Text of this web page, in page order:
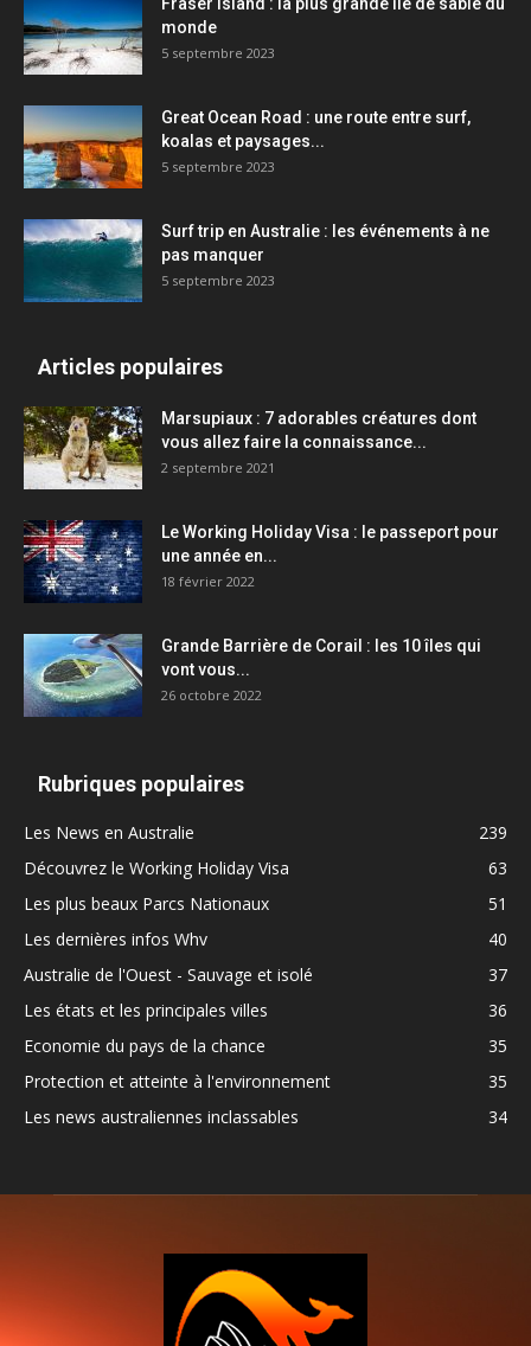
monde
5 septembre 2023
Great Ocean Road : une route entre surf,
koalas et paysages...
5 septembre 2023
Surf trip en Australie : les événements à ne
pas manquer
5 septembre 2023
Articles populaires
Marsupiaux : 7 adorables créatures dont
vous allez faire la connaissance...
2 septembre 2021
Le Working Holiday Visa : le passeport pour
une année en...
18 février 2022
Grande Barrière de Corail : les 10 îles qui
vont vous...
26 octobre 2022
Rubriques populaires
Les News en Australie
239
Découvrez le Working Holiday Visa
63
Les plus beaux Parcs Nationaux
51
Les dernières infos Whv
40
Australie de l'Ouest - Sauvage et isolé
37
Les états et les principales villes
36
Economie du pays de la chance
35
Protection et atteinte à l'environnement
35
Les news australiennes inclassables
34